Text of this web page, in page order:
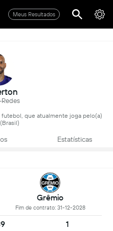
Meus Resultados
que atualmente joga pelo(a)
Estatísticas
Grêmio
Fim de contrato: 31-12-2028
1